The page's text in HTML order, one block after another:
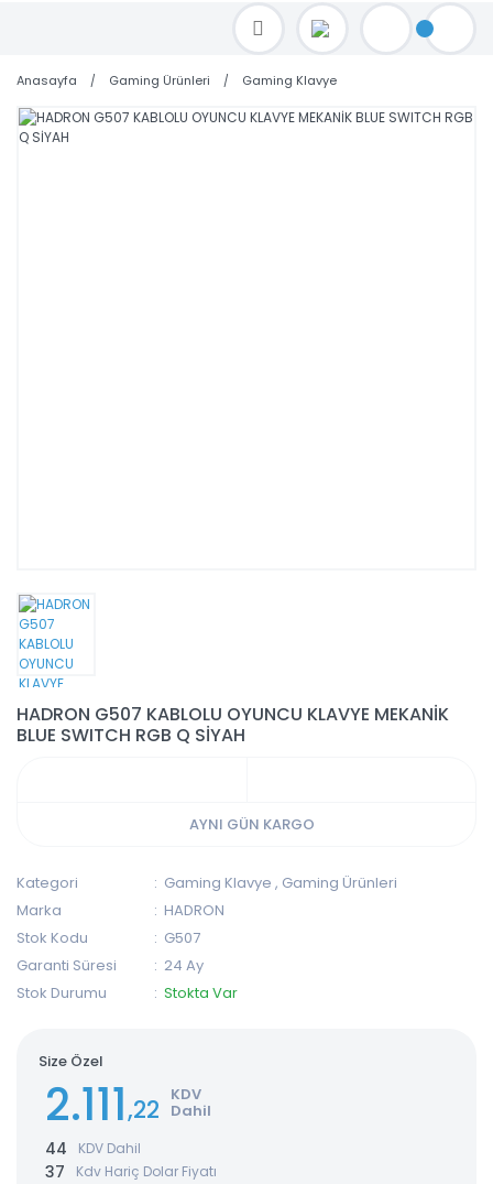
TOPTAN FİYAT ALMAK İÇİN satis@toptanbilgisayar.net MAİL ATINIZ.
SİPARİŞLERİNİZİ AYNI GÜN KARGO İLE GÖNDERİYORUZ!
Anasayfa Gaming Ürünleri Gaming Klavye
HADRON G507 KABLOLU OYUNCU KLAVYE MEKANİK
BLUE SWITCH RGB Q SİYAH
AYNI GÜN KARGO
Kategori Gaming Klavye , Gaming Ürünleri
Marka
HADRON
Stok Kodu
G507
Garanti Süresi
24 Ay
Stok Durumu
Stokta Var
Size Özel
2.111,22 KDV
Dahil
44 KDV Dahil
37 Kdv Hariç Dolar Fiyatı